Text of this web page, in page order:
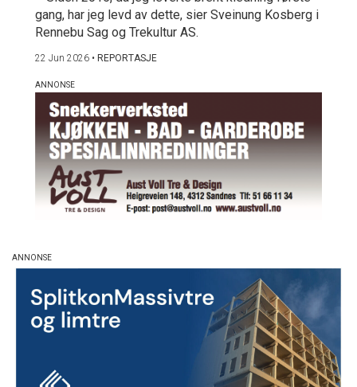
gang, har jeg levd av dette, sier Sveinung Kosberg i
Rennebu Sag og Trekultur AS.
22 Jun 2026 • REPORTASJE